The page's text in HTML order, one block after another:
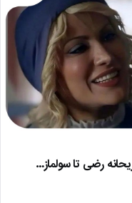
رضی تا سولماز…